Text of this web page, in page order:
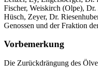
Fischer, Weiskirch (Olpe),
Hüsch, Zeyer, Dr.
Genossen und der Fraktion
Vorbemerkung
Die Zurückdrängung des